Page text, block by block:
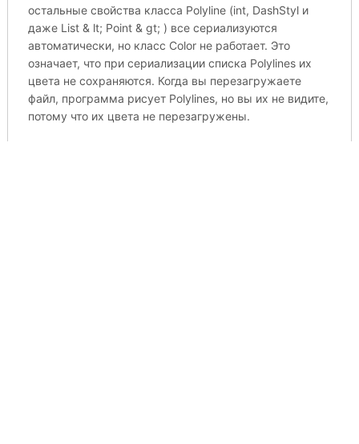
остальные свойства класса Polyline (int, DashStyl и
даже List & lt; Point & gt; ) все сериализуются
автоматически, но класс Color не работает. Это
означает, что при сериализации списка Polylines их
цвета не сохраняются. Когда вы перезагружаете
файл, программа рисует Polylines, но вы их не видите,
потому что их цвета не перезагружены.